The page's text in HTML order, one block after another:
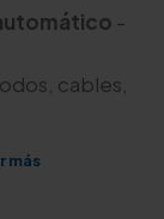
-
cables,
más